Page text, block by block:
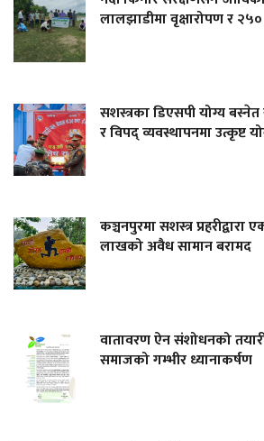
लालझाडीमा वृक्षारोपण र
सशस्त्रका डिएसपी योग्य बस्नेत
र विपद् व्यवस्थापनमा उत्कृष्ट
कञ्चनपुरमा सशस्त्र
लाखको अवैध सामान बरामद
वातावरण ऐन संशोधनको
समाजको गम्भीर ध्यानाकर्षण